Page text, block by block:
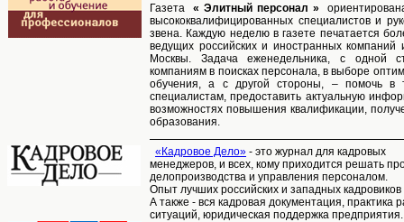
Газета « Элитный персонал »
высококвалифицированных специалистов и
звена. Каждую неделю в газете печатается
ведущих российских и иностранных компаний
Москвы. Задача еженедельника, с одной
компаниям в поисках персонала, в выборе
обучения, а с другой стороны, – помочь в
специалистам, предоставить актуальную
возможностях повышения квалификации,
образования.
«Кадровое Дело» - это журнал для кадровых
менеджеров, и всех, кому приходится решать
делопроизводства и управления персоналом.
Опыт лучших российских и западных
А также - вся кадровая документация, практика
ситуаций, юридическая поддержка предприятия.